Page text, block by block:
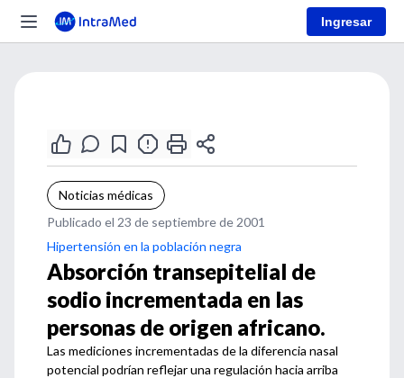
Ingresar
Noticias médicas
Publicado el 23 de septiembre de 2001
Hipertensión en la población negra
Absorción transepitelial de
sodio incrementada en las
personas de origen africano.
Las mediciones incrementadas de la diferencia nasal
potencial podrían reflejar una regulación hacia arriba